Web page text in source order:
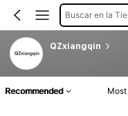
Buscar en la
QZxiangqin
Recommended